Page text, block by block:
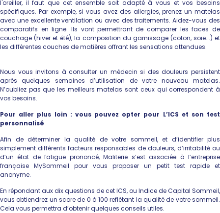
l'oreiller, il faut que cet ensemble soit adapté à vous et vos besoins
spécifiques. Par exemple, si vous avez des allergies, prenez un matelas
avec une excellente ventilation ou avec des traitements. Aidez-vous des
comparatifs en ligne. Ils vont permettront de comparer les faces de
couchage (hiver et été), la composition du garnissage (coton, soie...) et
les différentes couches de matières offrant les sensations attendues.
Nous vous invitons à consulter un médecin si des douleurs persistent
après quelques semaines d’utilisation de votre nouveau matelas.
N’oubliez pas que les meilleurs matelas sont ceux qui correspondent à
vos besoins.
Pour aller plus loin : vous pouvez opter pour L’ICS et son test
personnalisé
Afin de déterminer la qualité de votre sommeil, et d’identifier plus
simplement différents facteurs responsables de douleurs, d’irritabilité ou
d’un état de fatigue prononcé, Maliterie s’est associée à l’entreprise
française MySommeil pour vous proposer un petit test rapide et
anonyme.
En répondant aux dix questions de cet ICS, ou Indice de Capital Sommeil,
vous obtiendrez un score de 0 à 100 reflétant la qualité de votre sommeil.
Cela vous permettra d’obtenir quelques conseils utiles.